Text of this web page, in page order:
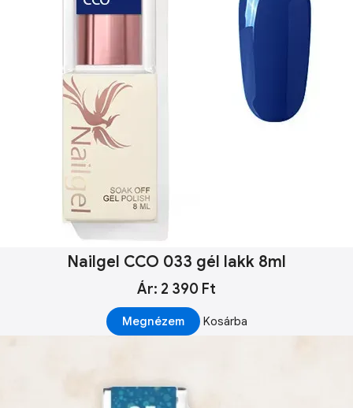
Nailgel CCO 033 gél lakk 8ml
Ár: 2 390 Ft
Megnézem Kosárba